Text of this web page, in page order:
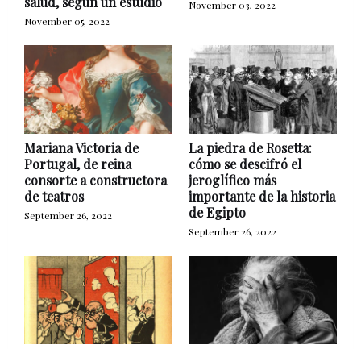
November 05, 2022
November 03, 2022
Mariana Victoria de
Portugal, de reina
consorte a constructora
de teatros
September 26, 2022
La piedra de Rosetta:
cómo se descifró el
jeroglífico más
importante de la historia
de Egipto
September 26, 2022